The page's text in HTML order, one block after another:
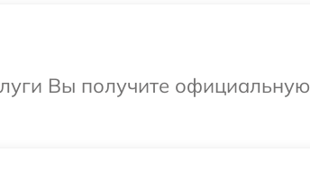
Вы получите